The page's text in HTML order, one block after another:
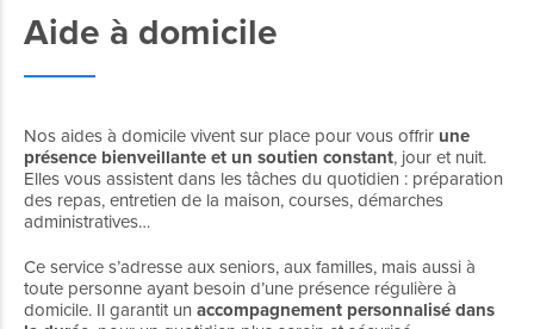
Aide à domicile
Nos aides à domicile vivent sur place pour vous offrir une
présence bienveillante et un soutien constant, jour et nuit.
Elles vous assistent dans les tâches du quotidien : préparation
des repas, entretien de la maison, courses, démarches
administratives…
Ce service s’adresse aux seniors, aux familles, mais aussi à
toute personne ayant besoin d’une présence régulière à
domicile. Il garantit un accompagnement personnalisé dans